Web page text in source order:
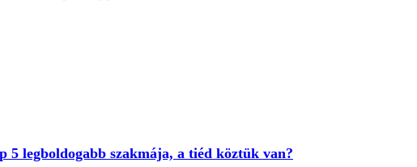
5 legboldogabb szakmája, a tiéd köztük van?